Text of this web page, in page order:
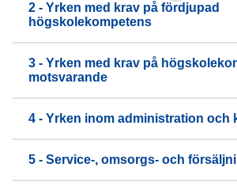
2 - Yrken med krav på fördjupad
högskolekompetens
3 - Yrken med krav på
motsvarande
4 - Yrken inom administration och
5 - Service-, omsorgs- och